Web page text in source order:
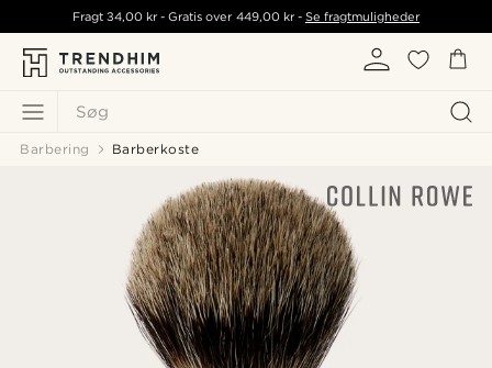
Søg
Fragt34,00 kr - Gratis over 449,00 kr- Se fragtmuligheder
Barbering Barberkoste